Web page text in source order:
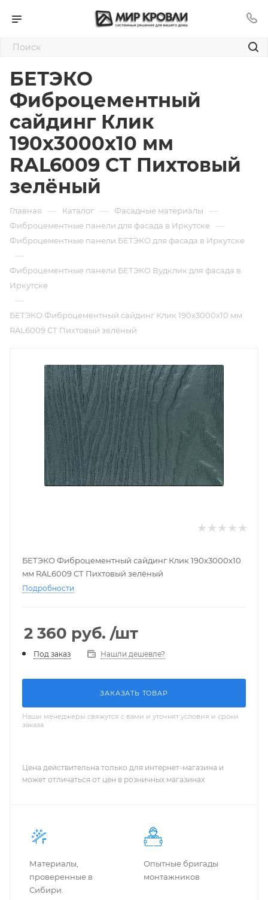
БЕТЭКО
Фиброцементный
сайдинг Клик
190х3000х10 мм
RAL6009 СТ Пихтовый
зелёный
Главная — Каталог — Фасадные материалы —
Фиброцементные панели для фасада в Иркутске —
Фиброцементные панели БЕТЭКО для фасада в Иркутске
—
Фиброцементные панели БЕТЭКО Вудклик для фасада в
Иркутске
—
БЕТЭКО Фиброцементный сайдинг Клик 190х3000х10 мм
RAL6009 СТ Пихтовый зелёный
БЕТЭКО Фиброцементный сайдинг Клик 190х3000х10
мм RAL6009 СТ Пихтовый зелёный
Подробности
2 360 руб. /шт
Под заказ Нашли дешевле?
ЗАКАЗАТЬ ТОВАР
Наши менеджеры свяжутся с вами и уточнят условия и сроки
заказа
Цена действительна только для интернет-магазина и
может отличаться от цен в розничных магазинах
Материалы,
проверенные в
Сибири.
Опытные бригады
монтажников